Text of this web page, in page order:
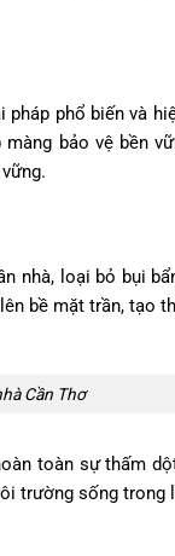
phổ biến và
bảo vệ bền
nhà, loại bỏ bụi
bề mặt trần, tạo
Cần Thơ
toàn sự thấm
trường sống